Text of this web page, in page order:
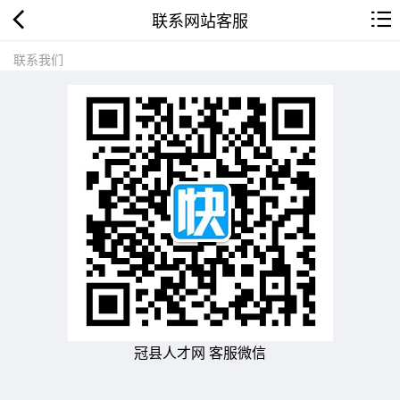
联系网站客服
联系我们
冠县人才网 客服微信